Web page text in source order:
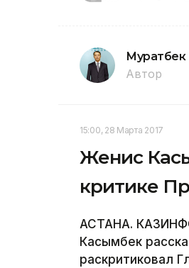
Автор
15:00, 28 Марта 2017
Женис
критике
АСТАНА.
Касымбек
раскритиковал